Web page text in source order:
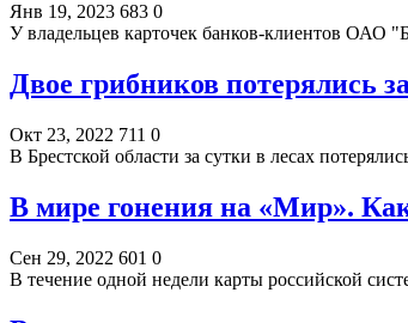
Янв 19, 2023 683 0
У владельцев карточек банков-клиентов ОАО
Двое грибников потерялись
Окт 23, 2022 711 0
В Брестской области за сутки в лесах
В мире гонения на «Мир».
Сен 29, 2022 601 0
В течение одной недели карты российской